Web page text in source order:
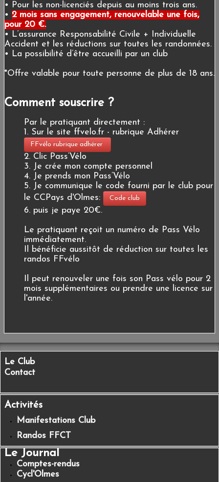
• Pour les non-licenciés depuis au moins trois ans.
• 2 mois sans engagement, renouvelable une fois,
pour 20 €.
• L’assurance Responsabilité Civile + Individuelle
Accident et les réductions sur toutes les randonnées.
• La possibilité d’être accueilli par un club
*Offre valable pour toute personne de plus de 18 ans.
Comment souscrire ?
Par le pratiquant directement :
1. Sur le site ffvelo.fr - rubrique Adhérer
FFvélo rubrique adhérer
2. Clic Pass’Vélo
3. Je crée mon compte personnel
4. Je prends mon Pass’Vélo
5. Je communique le code fourni par le club pour
le CCPays d'Olmes:
Code club
6. puis je paye 20€.
Le pratiquant reçoit un numéro de Pass Vélo
immédiatement.
Il bénéficie aussitôt de réduction sur toutes les
randos FFvélo
Il peut renouveler une fois son Pass vélo pour 2
mois supplémentaires ou prendre une licence sur
l'année.
Le Club
Contact
Activités
Manifestations Club
Randos FFCT
Le Journal
Comptes-rendus
Cycl'Olmes